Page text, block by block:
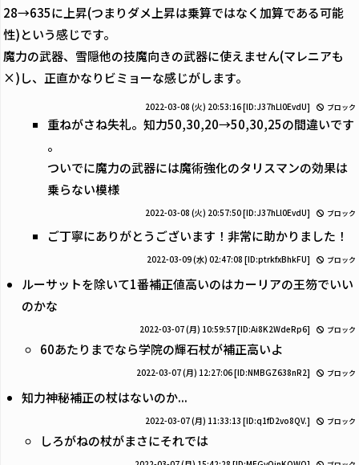
28→635に上昇(つまりダメ上昇は乗算ではなく加算である可能
性)という感じです。
魔力の武器、雪隠他の技魔向きの武器に使えません(マレニアも
×)し、正直かなりビミョーな感じがします。
2022-03-08 (火) 20:53:16[ID:J37hLl0EvdU] ブロック
重ねがさね失礼。知力50,30,20→50,30,25の間違いです
。
ついでに魔力の武器には魔術強化のタリスマンの効果は
乗らない模様
2022-03-08 (火) 20:57:50[ID:J37hLl0EvdU] ブロック
ご丁寧にありがとうございます！非常に助かりました！
2022-03-09 (水) 02:47:08 [ID:ptrkfxBhkFU] ブロック
ルーサットを除いて1番補正値高いのはカーリアの王笏でいい
のかな
2022-03-07 (月) 10:59:57[ID:Ai8K2WdeRp6] ブロック
60あたりまでなら学院の輝石杖が補正高いよ
2022-03-07 (月) 12:27:06[ID:NMBGZ638nR2] ブロック
知力神秘補正の杖はないのか...
2022-03-07 (月) 11:33:13 [ID:q1fD2vo8QV.] ブロック
しろがねの杖がまさにそれでは